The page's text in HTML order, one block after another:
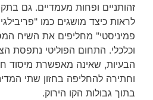
זהותניים ופחות מעמדיים. גם
לראות כיצד מושגים כמו
פמיניסטי" מחליפים את השיח
וכלכלי. התחום הפוליטי נתפסת
הבעיות, שאינה מאפשרת מיסוד
וחתירה להחליפה בחזון שתי
בתוך גבולות הקו הירוק.